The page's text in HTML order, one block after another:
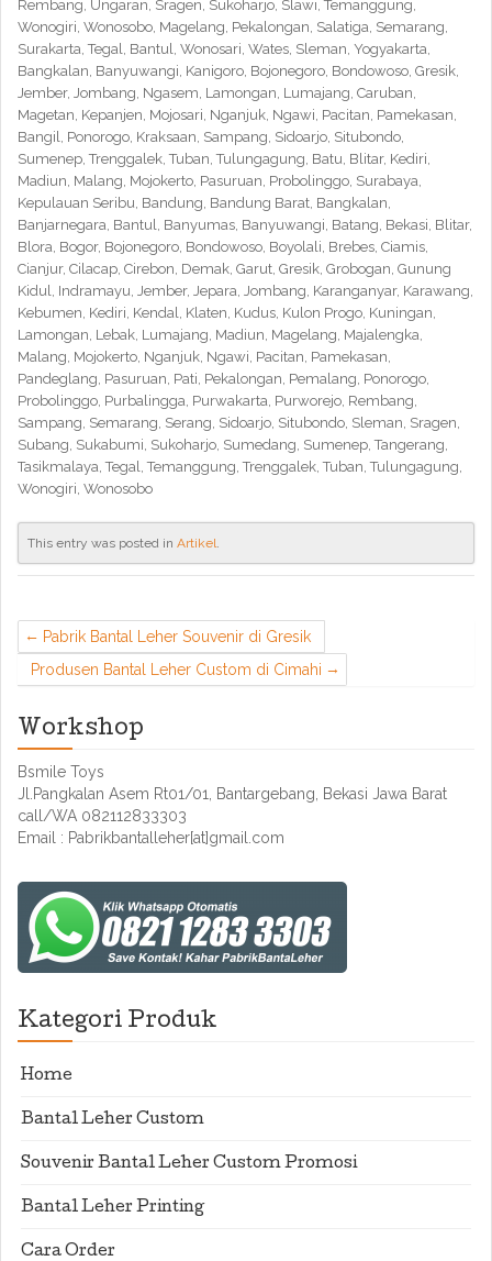
Rembang, Ungaran, Sragen, Sukoharjo, Slawi, Temanggung,
Wonogiri, Wonosobo, Magelang, Pekalongan, Salatiga, Semarang,
Surakarta, Tegal, Bantul, Wonosari, Wates, Sleman, Yogyakarta,
Bangkalan, Banyuwangi, Kanigoro, Bojonegoro, Bondowoso, Gresik,
Jember, Jombang, Ngasem, Lamongan, Lumajang, Caruban,
Magetan, Kepanjen, Mojosari, Nganjuk, Ngawi, Pacitan, Pamekasan,
Bangil, Ponorogo, Kraksaan, Sampang, Sidoarjo, Situbondo,
Sumenep, Trenggalek, Tuban, Tulungagung, Batu, Blitar, Kediri,
Madiun, Malang, Mojokerto, Pasuruan, Probolinggo, Surabaya,
Kepulauan Seribu, Bandung, Bandung Barat, Bangkalan,
Banjarnegara, Bantul, Banyumas, Banyuwangi, Batang, Bekasi, Blitar,
Blora, Bogor, Bojonegoro, Bondowoso, Boyolali, Brebes, Ciamis,
Cianjur, Cilacap, Cirebon, Demak, Garut, Gresik, Grobogan, Gunung
Kidul, Indramayu, Jember, Jepara, Jombang, Karanganyar, Karawang,
Kebumen, Kediri, Kendal, Klaten, Kudus, Kulon Progo, Kuningan,
Lamongan, Lebak, Lumajang, Madiun, Magelang, Majalengka,
Malang, Mojokerto, Nganjuk, Ngawi, Pacitan, Pamekasan,
Pandeglang, Pasuruan, Pati, Pekalongan, Pemalang, Ponorogo,
Probolinggo, Purbalingga, Purwakarta, Purworejo, Rembang,
Sampang, Semarang, Serang, Sidoarjo, Situbondo, Sleman, Sragen,
Subang, Sukabumi, Sukoharjo, Sumedang, Sumenep, Tangerang,
Tasikmalaya, Tegal, Temanggung, Trenggalek, Tuban, Tulungagung,
Wonogiri, Wonosobo
This entry was posted in Artikel.
Pabrik Bantal Leher Souvenir di Gresik
Produsen Bantal Leher Custom di Cimahi
Workshop
Bsmile Toys
Jl.Pangkalan Asem Rt01/01, Bantargebang, Bekasi Jawa Barat
call/WA 082112833303
Email : Pabrikbantalleher[at]gmail.com
Kategori Produk
Home
Bantal Leher Custom
Souvenir Bantal Leher Custom Promosi
Bantal Leher Printing
Cara Order